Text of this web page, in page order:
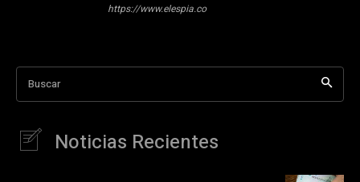
https://www.elespia.co
Buscar
Noticias Recientes